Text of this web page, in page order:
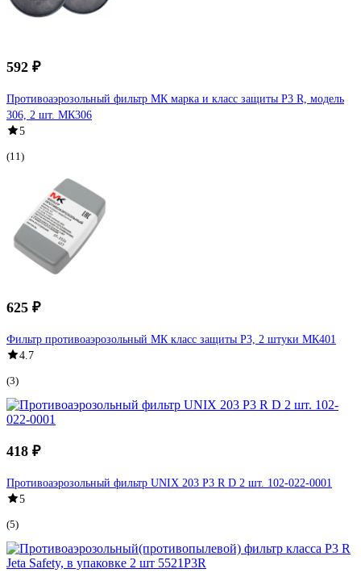
592 ₽
Противоаэрозольный фильтр МК марка и класс защиты Р3 R, модель
306, 2 шт. МК306
5
(11)
625 ₽
Фильтр противоаэрозольный МК класс защиты Р3, 2 штуки МК401
4.7
(3)
418 ₽
Противоаэрозольный фильтр UNIX 203 P3 R D 2 шт. 102-022-0001
5
(5)